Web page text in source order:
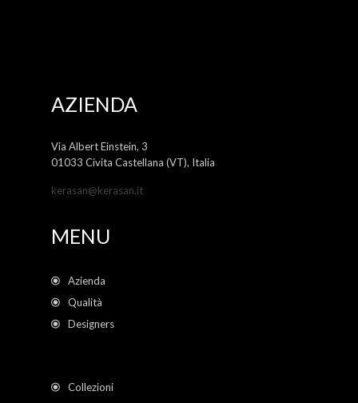
AZIENDA
Via Albert Einstein, 3
01033 Civita Castellana (VT), Italia
kerasan@kerasan.it
MENU
Azienda
Qualità
Designers
Collezioni